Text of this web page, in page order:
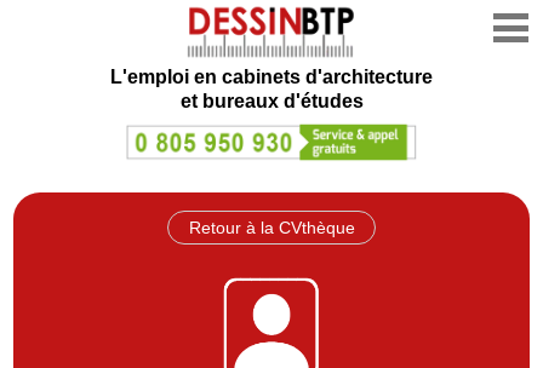
L'emploi en cabinets d'architecture
et bureaux d'études
Retour à la CVthèque